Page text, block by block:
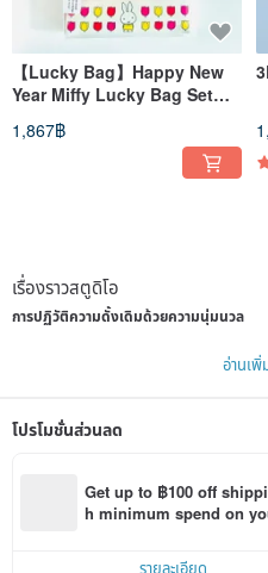
【Lucky Bag】Happy New
Year Miffy Lucky Bag Set
Choose One
1,867฿
เรื่องราวสตูดิโอ
การปฏิวัติความดั้งเดิมด้วยความนุ่มนวล
ในปี 2008 ดีไซเนอร์ Ikuyo Ejiri ได้ออกแบบ
และ "ความยืดหยุ่น" เพื่อสร้างสรรค์ของใช้ใน
อ่านเพิ่
โปรโมชั่นส่วนลด
Get up to ฿100 off
h minimum spend on
รายละเอียด